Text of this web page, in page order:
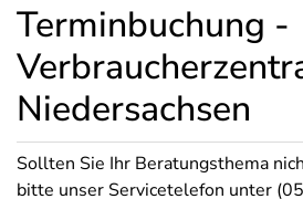
Terminbuchung -
Niedersachsen
Sollten Sie Ihr Beratungsthema
bitte unser Servicetelefon unter